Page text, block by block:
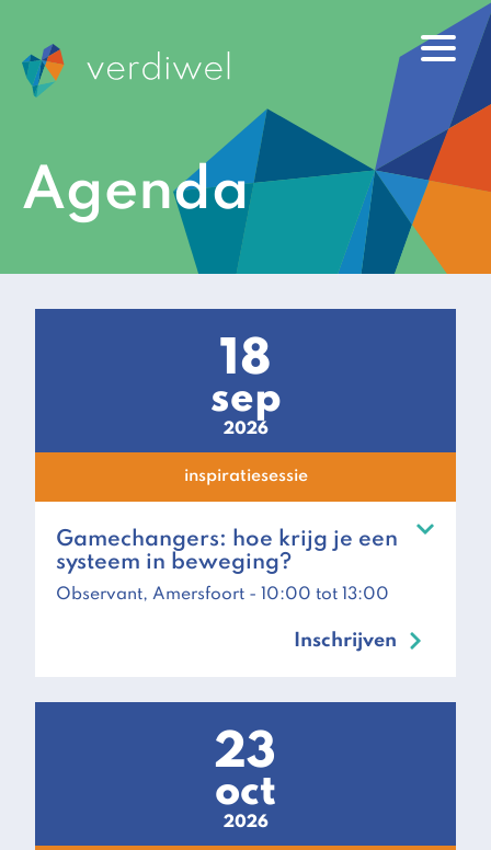
Agenda
18
sep
2026
inspiratiesessie
Gamechangers: hoe krijg je een
systeem in beweging?
Observant, Amersfoort - 10:00 tot 13:00
Inschrijven
23
oct
2026